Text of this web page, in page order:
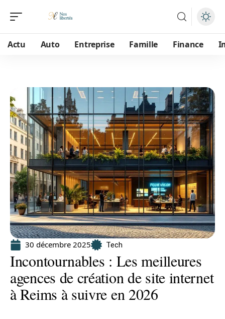
Actu Auto Entreprise Famille Finance
30 décembre 2025 Tech
Incontournables : Les meilleures
agences de création de site internet
à Reims à suivre en 2026